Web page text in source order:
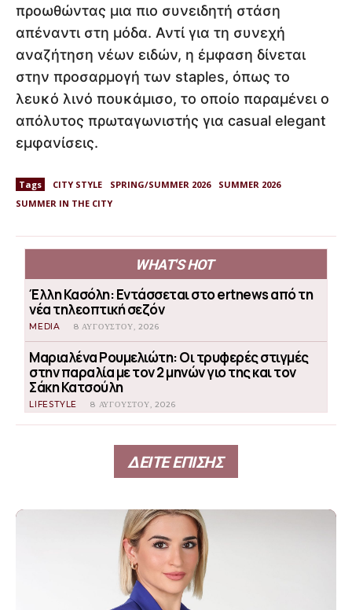
προωθώντας μια πιο συνειδητή στάση
απέναντι στη μόδα. Αντί για τη συνεχή
αναζήτηση νέων ειδών, η έμφαση δίνεται
στην προσαρμογή των staples, όπως το
λευκό λινό πουκάμισο, το οποίο παραμένει ο
απόλυτος πρωταγωνιστής για casual elegant
εμφανίσεις.
Tags CITY STYLE SPRING/SUMMER 2026
SUMMER 2026
SUMMER IN THE CITY
WHAT'S HOT
Έλλη Κασόλη: Εντάσσεται στο ertnews από τη
νέα τηλεοπτική σεζόν
MEDIA 8 ΑΥΓΟΎΣΤΟΥ, 2026
Μαριαλένα Ρουμελιώτη: Οι τρυφερές στιγμές
στην παραλία με τον 2 μηνών γιο της και τον
Σάκη Κατσούλη
LIFESTYLE 8 ΑΥΓΟΎΣΤΟΥ, 2026
ΔΕΙΤΕ ΕΠΙΣΗΣ